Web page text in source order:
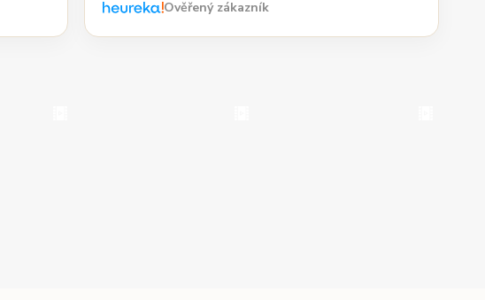
Ověřený zákazník